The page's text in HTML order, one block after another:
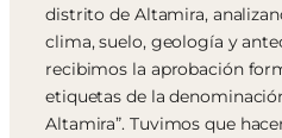
distrito de Altamira,
clima, suelo, geología y
recibimos la aprobación
etiquetas de la
Altamira”. Tuvimos que